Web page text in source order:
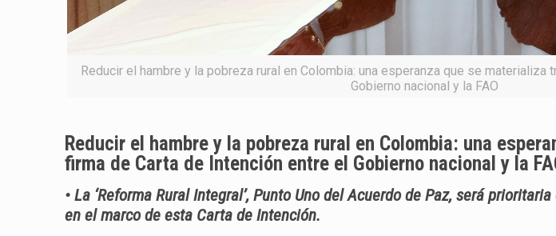
Reducir el hambre y la pobreza rural en Colombia: una esperanza que se materializa
Gobierno nacional y la FAO
Reducir el hambre y la pobreza rural en Colombia: una
firma de Carta de Intención entre el Gobierno nacional y la
• La ‘Reforma Rural Integral’, Punto Uno del Acuerdo de Paz, será
en el marco de esta Carta de Intención.